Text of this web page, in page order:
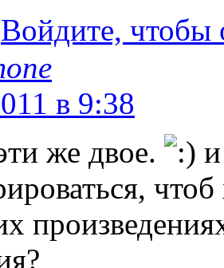
Войдите, чтобы
в 9:38
же двое.